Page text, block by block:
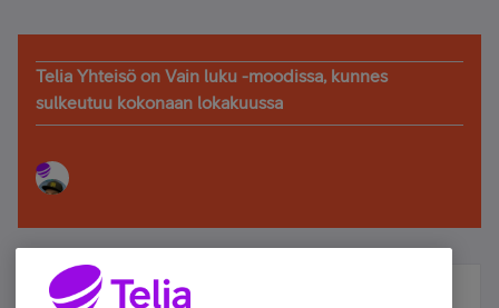
Telia Yhteisö on Vain luku -moodissa, kunnes
sulkeutuu kokonaan lokakuussa